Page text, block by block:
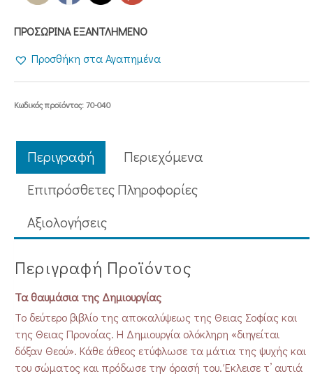
ΠΡΟΣΩΡΙΝΑ ΕΞΑΝΤΛΗΜΕΝΟ
Προσθήκη στα Αγαπημένα
Κωδικός προϊόντος:70-040
Περιγραφή
Περιεχόμενα
Επιπρόσθετες Πληροφορίες
Aξιολογήσεις
Περιγραφή Προϊόντος
Τα θαυμάσια της Δημιουργίας
Το δεύτερο βιβλίο της αποκαλύψεως της Θειας Σοφίας και
της Θειας Προνοίας. Η Δημιουργία ολόκληρη «διηγείται
δόξαν Θεού». Κάθε άθεος ετύφλωσε τα μάτια της ψυχής και
του σώματος και πρόδωσε την όρασή του. Έκλεισε τ’ αυτιά